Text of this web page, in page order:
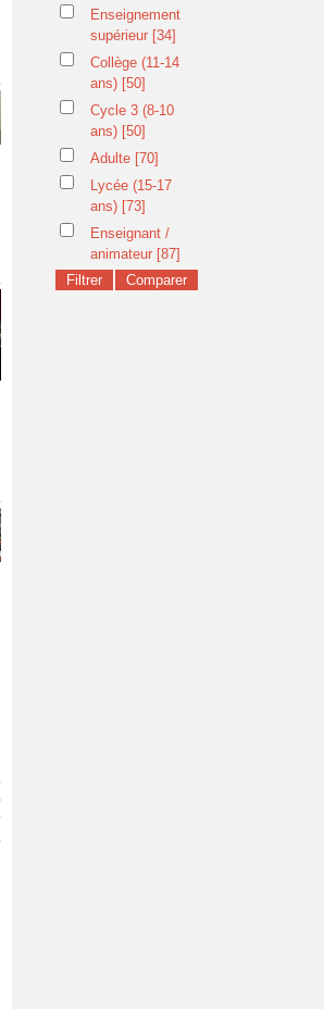
Enseignement
supérieur [34]
Collège (11-14
ans) [50]
Cycle 3 (8-10
ans) [50]
Adulte [70]
Lycée (15-17
ans) [73]
Enseignant /
animateur [87]